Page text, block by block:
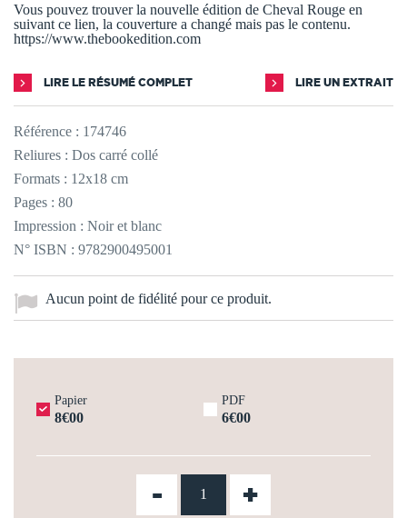
Vous pouvez trouver la nouvelle édition de Cheval Rouge en
suivant ce lien, la couverture a changé mais pas le contenu.
https://www.thebookedition.com
LIRE LE RÉSUMÉ COMPLET LIRE UN EXTRAIT
Référence : 174746
Reliures : Dos carré collé
Formats : 12x18 cm
Pages : 80
Impression : Noir et blanc
N° ISBN : 9782900495001
Aucun point de fidélité pour ce produit.
Papier
8€00
PDF
6€00
- +